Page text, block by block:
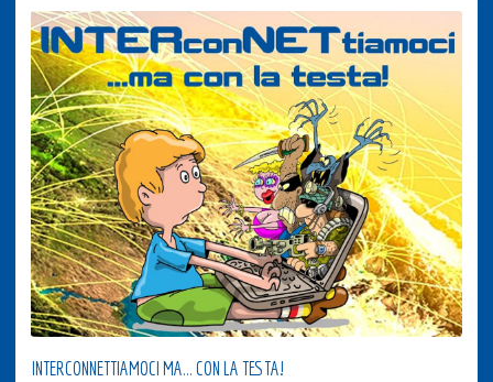
INTERCONNETTIAMOCI MA… CON LA TESTA!